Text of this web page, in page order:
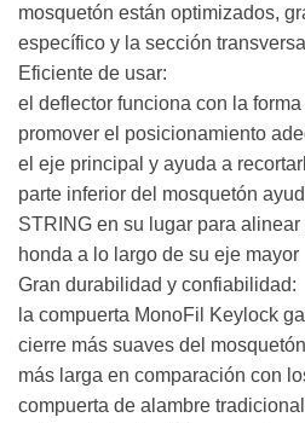
mosquetón están optimizados,
específico y la sección
Eficiente de usar:
el deflector funciona con la
promover el posicionamiento
el eje principal y ayuda a
parte inferior del mosquetón
STRING en su lugar para
honda a lo largo de su eje mayor
Gran durabilidad y confiabilidad:
la compuerta MonoFil Keylock
cierre más suaves del
más larga en comparación con
compuerta de alambre